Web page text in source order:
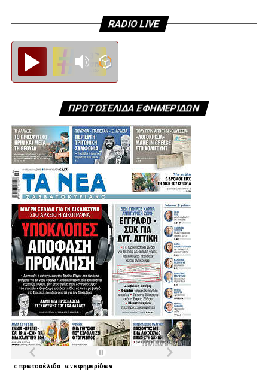
RADIO LIVE
ΠΡΩΤΟΣΕΛΙΔΑ ΕΦΗΜΕΡΙΔΩΝ
Ταπρωτοσέλιδατωνεφημερίδων